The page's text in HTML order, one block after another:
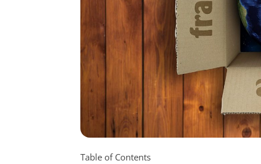
Table of Contents